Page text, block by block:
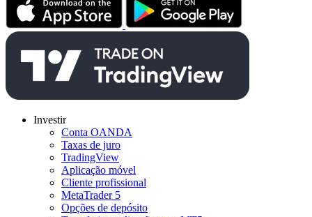
Investir
Conta OANDA
Taxas de juro
TradingView
Aplicação móvel
Cliente profissional
MetaTrader 5
Opções de depósito